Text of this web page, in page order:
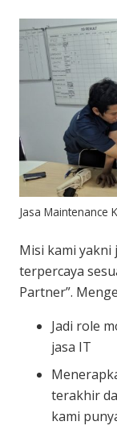
Jasa Maintenance
Misi kami
terpercaya
Partner”.
Jadi role
jasa IT
terakhir
kami